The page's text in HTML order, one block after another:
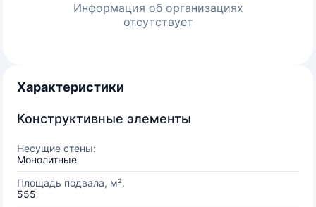
Информация об организациях
отсутствует
Характеристики
Конструктивные элементы
Несущие стены:
Монолитные
Площадь подвала, м²:
555